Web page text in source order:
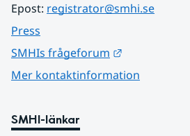
Epost: registrator@smhi.se
Press
SMHIs frågeforum
Mer kontaktinformation
SMHI-länkar